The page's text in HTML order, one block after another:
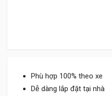
Phù hợp 100% theo xe
Dễ dàng lắp đặt tại nhà